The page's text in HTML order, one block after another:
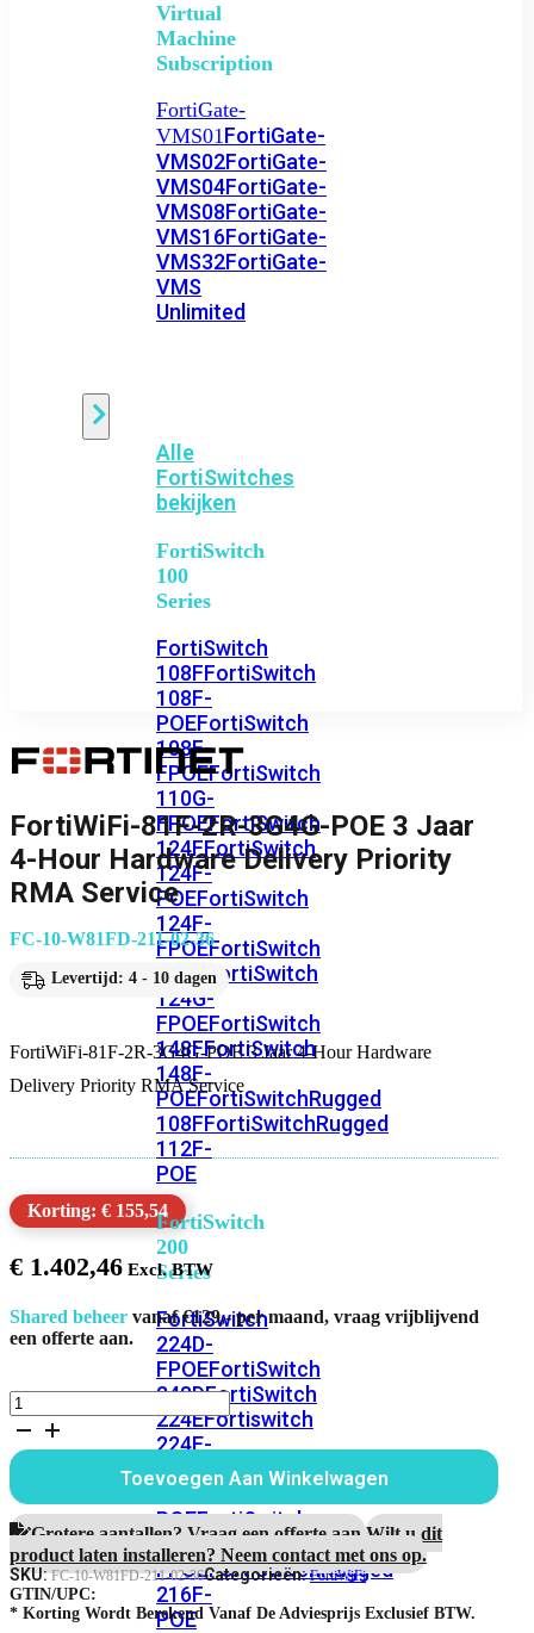
Virtual
Machine
Subscription
FortiGate-
VMS01FortiGate-
VMS02FortiGate-
VMS04FortiGate-
VMS08FortiGate-
VMS16FortiGate-
VMS32FortiGate-
VMS
Unlimited
Alle
FortiSwitches
bekijken
FortiSwitch
100
Series
FortiSwitch
108FFortiSwitch
108F-
POEFortiSwitch
108F-
FPOEFortiSwitch
110G-
FPOEFortiSwitch
124FFortiSwitch
124F-
POEFortiSwitch
124F-
FPOEFortiSwitch
124GFortiSwitch
124G-
FPOEFortiSwitch
148FFortiSwitch
148F-
POEFortiSwitchRugged
108FFortiSwitchRugged
112F-
POE
FortiSwitch
200
Series
FortiSwitch
224D-
FPOEFortiSwitch
248DFortiSwitch
224EFortiswitch
224E-
POEFortiSwitch
248E-
POEFortiSwitch
248E-
FPOEFortiSwitchRugged
216F-
POE
FortiWiFi-81F-2R-3G4G-POE 3 Jaar
4-Hour Hardware Delivery Priority
RMA Service
FC-10-W81FD-211-02-36
Levertijd: 4 - 10 dagen
FortiWiFi-81F-2R-3G4G-POE 3 Jaar 4-Hour Hardware
Delivery Priority RMA Service
Korting: € 155,54
€ 1.402,46
Shared beheer vanaf €129,- per maand, vraag vrijblijvend
een offerte aan.
FortiWiFi-
81F-
3G4G-
POE
3
Jaar
4-
Hour
Hardware
Delivery
Toevoegen Aan Winkelwagen
Grotere aantallen? Vraag een offerte aan.Wilt u dit
product laten installeren? Neem contact met ons op.
SKU:FC-10-W81FD-211-02-36Categorieën:FortiWiFi
GTIN/UPC:
* Korting Wordt Berekend Vanaf De Adviesprijs Exclusief BTW.